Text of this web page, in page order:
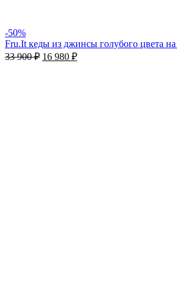
-50%
Fru.It кеды из джинсы голубого цвета
33 900₽ 16 980 ₽